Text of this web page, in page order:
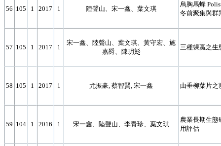
56 105 1 2017 1 陸聲山、宋一鑫、葉文琪
烏胸馬蜂
冬前聚集與群
57 105 1 2017 1
宋一鑫、陸聲山、葉文琪、黃守宏、施
嘉爵、陳玥彣
三種蜾蠃之生
58 105 1 2017 1 尤振豪, 蔡智賢, 宋一鑫 由垂柳葉片之
59 104 1 2016 1 宋一鑫、陸聲山、李青珍、葉文琪
農業長期生態
用評估